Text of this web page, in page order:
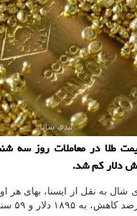
طلا در معاملات روز سه
دلار کم شد.
شال به نقل از ایسنا، بهای هر